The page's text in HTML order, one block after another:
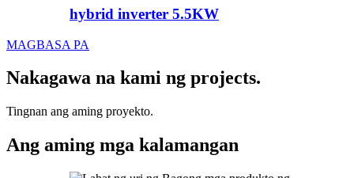
hybrid inverter 5.5KW
MAGBASA PA
Nakagawa na kami ng projects.
Tingnan ang aming proyekto.
Ang aming mga kalamangan